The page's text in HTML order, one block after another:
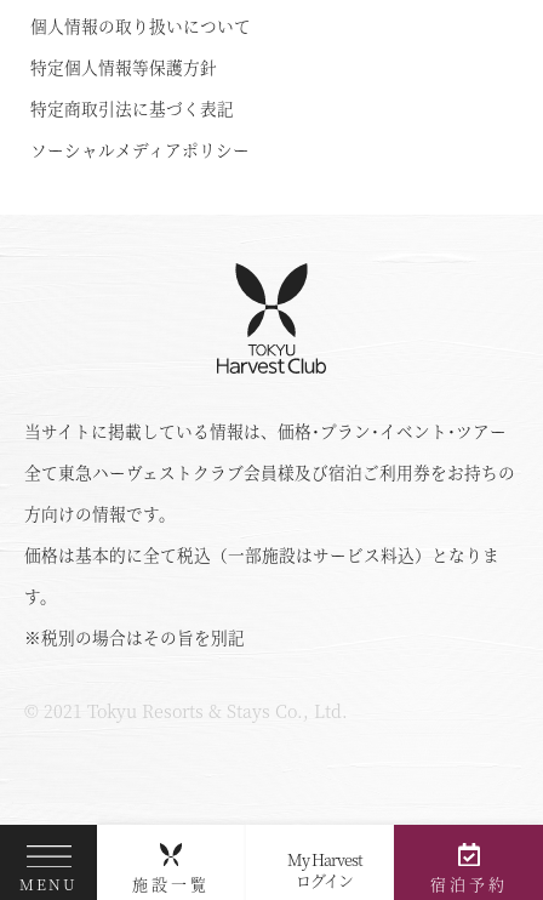
MENU 施設一覧
My Harvest
ログイン
宿泊予約
個人情報の取り扱いについて
特定個人情報等保護方針
特定商取引法に基づく表記
ソーシャルメディアポリシー
当サイトに掲載している情報は、価格･プラン･イベント･ツアー
全て東急ハーヴェストクラブ会員様及び宿泊ご利用券をお持ちの
方向けの情報です。
価格は基本的に全て税込（一部施設はサービス料込）となりま
す。
※税別の場合はその旨を別記
© 2021 Tokyu Resorts & Stays Co., Ltd.